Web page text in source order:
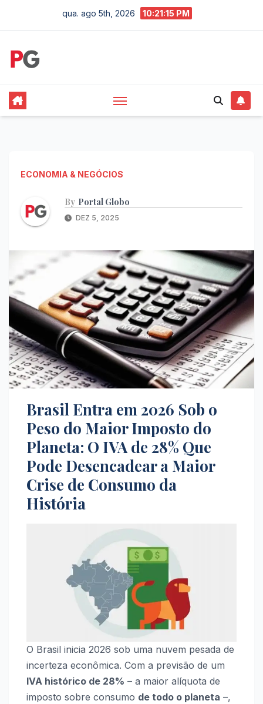
qua. ago 5th, 2026 10:21:16 PM
ECONOMIA & NEGÓCIOS
By Portal Globo
DEZ 5, 2025
Brasil Entra em 2026 Sob o
Peso do Maior Imposto do
Planeta: O IVA de 28% Que
Pode Desencadear a Maior
Crise de Consumo da
História
O Brasil inicia 2026 sob uma nuvem pesada de
incerteza econômica. Com a previsão de um
IVA histórico de 28% – a maior alíquota de
imposto sobre consumo de todo o planeta –,